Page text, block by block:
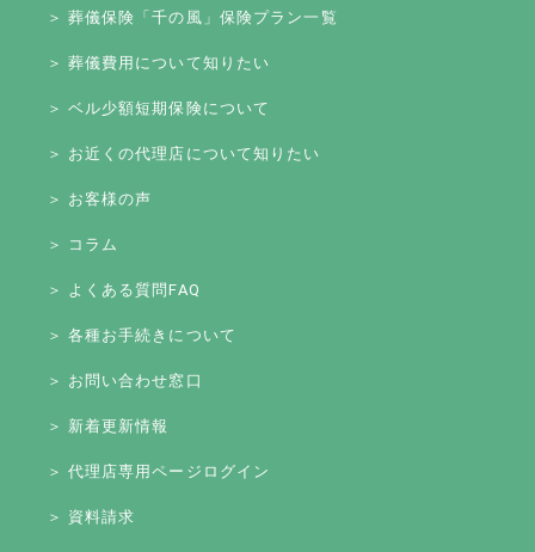
＞ 葬儀保険「千の風」保険プラン一覧
＞ 葬儀費用について知りたい
＞ ベル少額短期保険について
＞ お近くの代理店について知りたい
＞ お客様の声
＞ コラム
＞ よくある質問FAQ
＞ 各種お手続きについて
＞ お問い合わせ窓口
＞ 新着更新情報
＞ 代理店専用ページログイン
＞ 資料請求